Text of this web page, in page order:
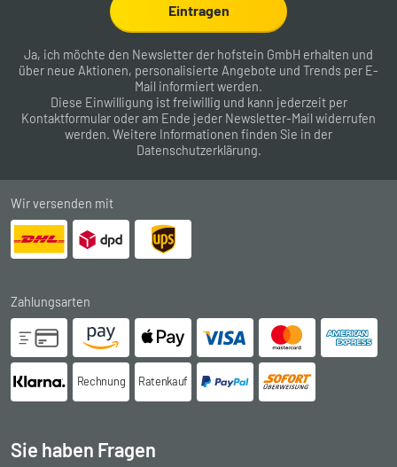
Eintragen
Ja, ich möchte den Newsletter der hofstein GmbH erhalten und
über neue Aktionen, personalisierte Angebote und Trends per E-
Mail informiert werden.
Diese Einwilligung ist freiwillig und kann jederzeit per
Kontaktformular oder am Ende jeder Newsletter-Mail widerrufen
werden. Weitere Informationen finden Sie in der
Datenschutzerklärung.
Wir versenden mit
Zahlungsarten
Rechnung Ratenkauf
Sie haben Fragen